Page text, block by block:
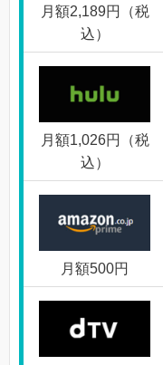
月額2,189円（税
込）
月額1,026円（税
込）
月額500円